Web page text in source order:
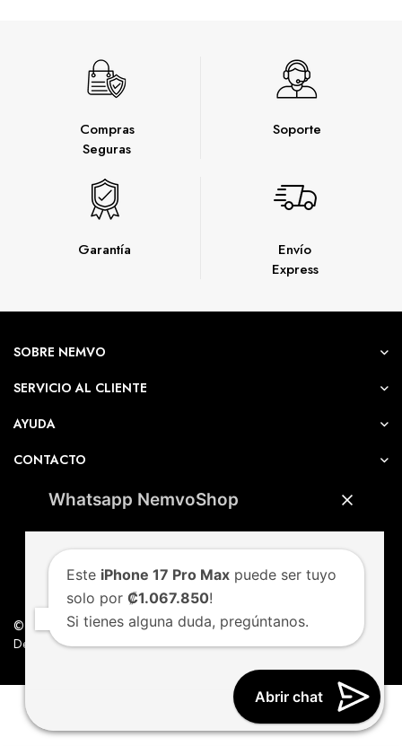
Garantía
Compras
Seguras
Envío
Express
Soporte
SOBRE NEMVO
SERVICIO AL CLIENTE
AYUDA
CONTACTO
© Nemvo. Todos los derechos Reservados.
Design by Nemvo Agency
Whatsapp NemvoShop
Este iPhone 17 Pro Max puede ser tuyo
solo por ₡1.067.850!
Si tienes alguna duda, pregúntanos.
Abrir chat